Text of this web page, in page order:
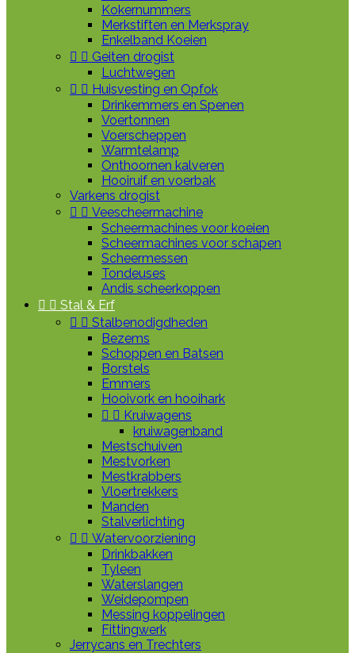
Kokernummers
Merkstiften en Merkspray
Enkelband Koeien
  Geiten drogist
Luchtwegen
  Huisvesting en Opfok
Drinkemmers en Spenen
Voertonnen
Voerscheppen
Warmtelamp
Onthoornen kalveren
Hooiruif en voerbak
Varkens drogist
  Veescheermachine
Scheermachines voor koeien
Scheermachines voor schapen
Scheermessen
Tondeuses
Andis scheerkoppen
  Stal & Erf
  Stalbenodigdheden
Bezems
Schoppen en Batsen
Borstels
Emmers
Hooivork en hooihark
  Kruiwagens
kruiwagenband
Mestschuiven
Mestvorken
Mestkrabbers
Vloertrekkers
Manden
Stalverlichting
  Watervoorziening
Drinkbakken
Tyleen
Waterslangen
Weidepompen
Messing koppelingen
Fittingwerk
Jerrycans en Trechters